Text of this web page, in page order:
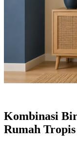
Kombinasi
Rumah Tropis